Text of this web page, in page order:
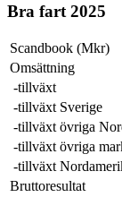
Bra fart 2025
Scandbook (Mkr)
Omsättning
-tillväxt
-tillväxt Sverige
-tillväxt övriga
-tillväxt övriga
-tillväxt
Bruttoresultat